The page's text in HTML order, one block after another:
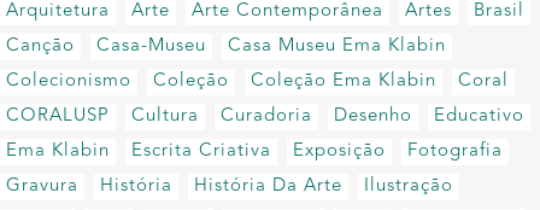
Arquitetura Arte Arte Contemporânea Artes
Brasil
Canção
Casa-Museu
Casa Museu Ema Klabin
Colecionismo
Coleção Coleção Ema Klabin
Coral
CORALUSP
Cultura Curadoria Desenho
Educativo
Ema Klabin
Escrita Criativa Exposição
Fotografia
Gravura
História História Da Arte
Ilustração